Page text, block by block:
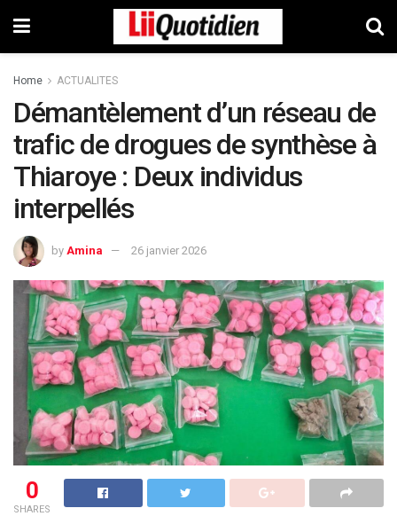
Home ACTUALITES
Démantèlement d’un réseau de
trafic de drogues de synthèse à
Thiaroye : Deux individus
interpellés
by Amina 26 janvier 2026
0
SHARES